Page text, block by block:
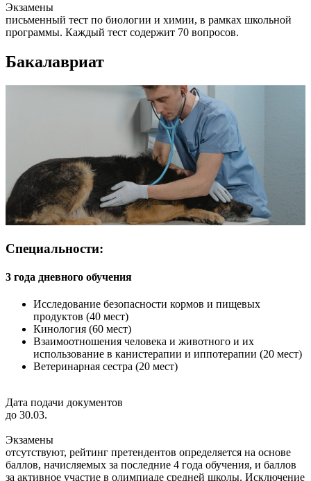
Экзамены
письменный тест по биологии и химии, в рамках школьной
программы. Каждый тест содержит 70 вопросов.
Бакалавриат
Специальности:
3 года дневного обучения
Исследование безопасности кормов и пищевых
продуктов (40 мест)
Кинология (60 мест)
Взаимоотношения человека и животного и их
использование в канистерапии и иппотерапии (20 мест)
Ветеринарная сестра (20 мест)
Дата подачи документов
до 30.03.
Экзамены
отсутствуют, рейтинг претендентов определяется на основе
баллов, начисляемых за последние 4 года обучения, и баллов
за активное участие в олимпиаде средней школы. Исключение